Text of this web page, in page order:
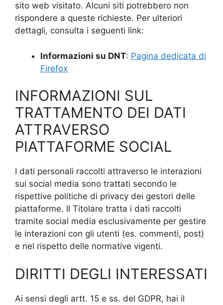
sito web visitato. Alcuni siti potrebbero non
rispondere a queste richieste. Per ulteriori
dettagli, consulta i seguenti link:
Informazioni su DNT: Pagina dedicata di
Firefox
INFORMAZIONI SUL
TRATTAMENTO DEI DATI
ATTRAVERSO
PIATTAFORME SOCIAL
I dati personali raccolti attraverso le interazioni
sui social media sono trattati secondo le
rispettive politiche di privacy dei gestori delle
piattaforme. Il Titolare tratta i dati raccolti
tramite social media esclusivamente per gestire
le interazioni con gli utenti (es. commenti, post)
e nel rispetto delle normative vigenti.
DIRITTI DEGLI INTERESSATI
Ai sensi degli artt. 15 e ss. del GDPR, hai il